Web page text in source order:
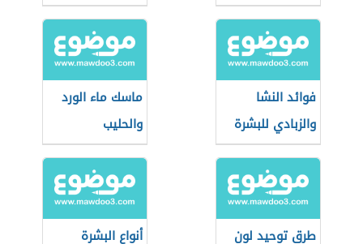
فوائد النشا
والزبادي للبشرة
ماسك ماء الورد
والحليب
طرق توحيد لون
أنواع البشرة